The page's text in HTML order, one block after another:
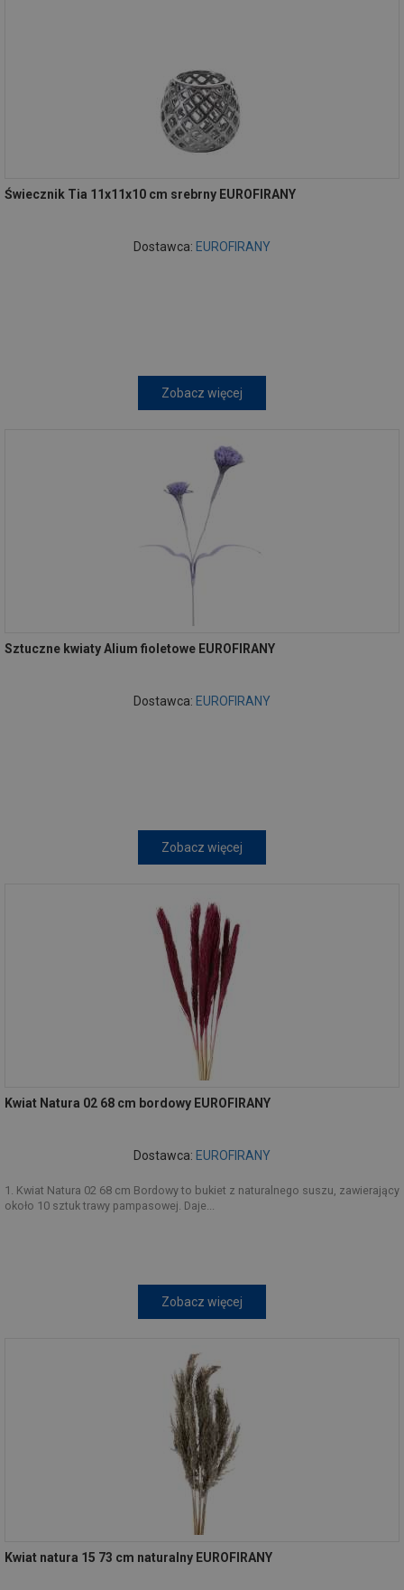
Świecznik Tia 11x11x10 cm srebrny EUROFIRANY
Dostawca: EUROFIRANY
Zobacz więcej
Sztuczne kwiaty Alium fioletowe EUROFIRANY
Dostawca: EUROFIRANY
Zobacz więcej
Kwiat Natura 02 68 cm bordowy EUROFIRANY
Dostawca: EUROFIRANY
1. Kwiat Natura 02 68 cm Bordowy to bukiet z naturalnego suszu, zawierający
około 10 sztuk trawy pampasowej. Daje...
Zobacz więcej
Kwiat natura 15 73 cm naturalny EUROFIRANY